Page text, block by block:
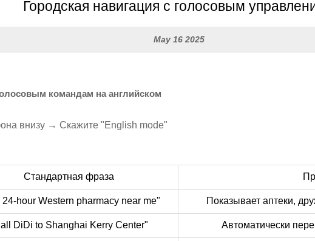
Городская навигация с голосовым
May 16 2025
командам на английском
внизу → Скажите "English mode"
Стандартная фраза
hour Western pharmacy near me" Показывает аптеки,
DiDi to Shanghai Kerry Center" Автоматически